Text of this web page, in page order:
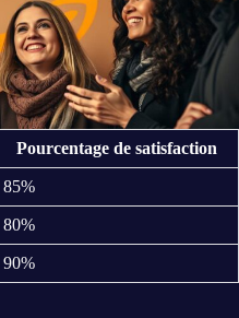
Pourcentage de satisfaction
85%
80%
90%